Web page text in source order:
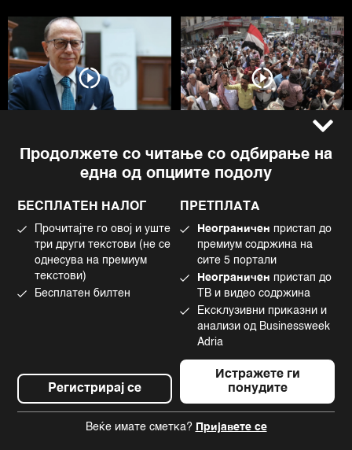
Таки Фити: Се заканува
стагфлација, потребни се
мерки за ценовна
Последната карта на Иран:
зошто Хутите засега нема
целосно да се вклучат во
и Западен Балкан ќе ги
блокираат граничните
премини
Трамп во Давос повика на
итни преговори за
преземање на Гренланд
Продолжете со читање со одбирање на
една од опциите подолу
БЕСПЛАТЕН НАЛОГ
Прочитајте го овој и уште
три други текстови (не се
однесува на премиум
текстови)
Бесплатен билтен
Регистрирај се
ПРЕТПЛАТА
Неограничен пристап до
премиум содржина на
сите 5 портали
Неограничен пристап до
ТВ и видео содржина
Ексклузивни приказни и
анализи од Businessweek
Adria
Истражете ги
понудите
Веќе имате сметка? Пријавете се